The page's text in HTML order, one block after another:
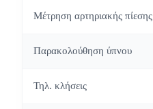
Μέτρηση αρτηριακής πίεσης
Παρακολούθηση ύπνου
Τηλ. κλήσεις